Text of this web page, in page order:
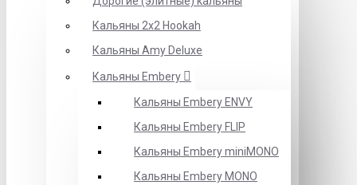
Кальяны 2х2 Hookah
Кальяны Amy Deluxe
Кальяны Embery
Кальяны Embery ENVY
Кальяны Embery FLIP
Кальяны Embery miniMONO
Кальяны Embery MONO